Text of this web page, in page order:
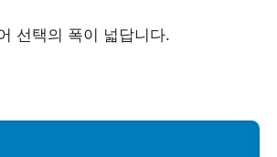
선택의 폭이 넓답니다.